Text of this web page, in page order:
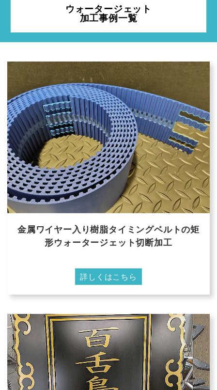
ウォータージェット
加工事例一覧
金属ワイヤー入り樹脂タイミングベルトの矩
形ウォータージェット切断加工
詳しくはこちら